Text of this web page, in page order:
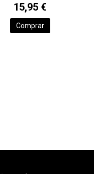
15,95 €
Comprar